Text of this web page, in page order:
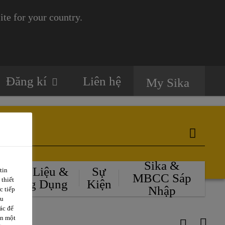
for your country.
Đăng kí Liên hệ My Sika
Tài Liệu &
Ứng Dụng
Sự
Kiện
Sika &
MBCC Sáp
Nhập
thiết
tiếp
để
một